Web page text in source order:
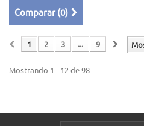
Comparar (0)
1 2 3 ... 9
Mostrando 1 - 12 de 98